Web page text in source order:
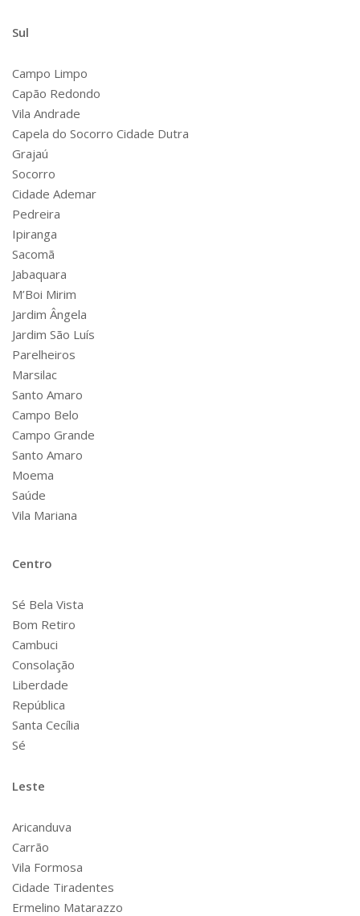
Sul
Campo Limpo
Capão Redondo
Vila Andrade
Capela do Socorro Cidade Dutra
Grajaú
Socorro
Cidade Ademar
Pedreira
Ipiranga
Sacomã
Jabaquara
M’Boi Mirim
Jardim Ângela
Jardim São Luís
Parelheiros
Marsilac
Santo Amaro
Campo Belo
Campo Grande
Santo Amaro
Moema
Saúde
Vila Mariana
Centro
Sé Bela Vista
Bom Retiro
Cambuci
Consolação
Liberdade
República
Santa Cecília
Sé
Leste
Aricanduva
Carrão
Vila Formosa
Cidade Tiradentes
Ermelino Matarazzo